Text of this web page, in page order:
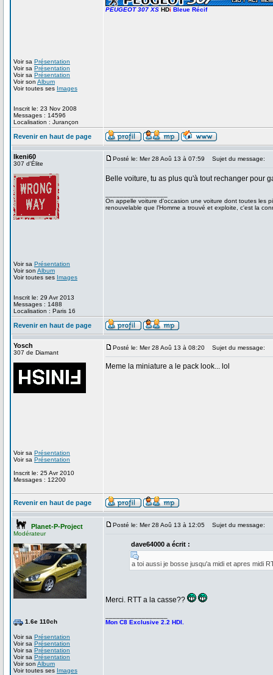
Voir sa Présentation
Voir sa Présentation
Voir sa Présentation
Voir son Album
Voir toutes ses Images
Inscrit le: 23 Nov 2008
Messages : 14596
Localisation : Jurançon
PEUGEOT 307 XS HDi Bleue Récif
Revenir en haut de page
Ikeni60
307 d'Élite
Voir sa Présentation
Voir son Album
Voir toutes ses Images
Inscrit le: 29 Avr 2013
Messages : 1488
Localisation : Paris 16
Posté le: Mer 28 Aoû 13 à 07:59 Sujet du message:
Belle voiture, tu as plus qu'à tout rechanger pour
On appelle voiture d'occasion une voiture dont toutes les
renouvelable que l'Homme a trouvé et exploite, c'est la
Revenir en haut de page
Yosch
307 de Diamant
Voir sa Présentation
Voir sa Présentation
Inscrit le: 25 Avr 2010
Messages : 12200
Posté le: Mer 28 Aoû 13 à 08:20 Sujet du message:
Meme la miniature a le pack look... lol
Revenir en haut de page
Planet-P-Project
Modérateur
1.6e 110ch
Voir sa Présentation
Voir sa Présentation
Voir sa Présentation
Voir sa Présentation
Voir son Album
Voir toutes ses Images
Posté le: Mer 28 Aoû 13 à 12:05 Sujet du message:
dave64000 a écrit :
a toi aussi je bosse jusqu'a midi et apres midi
Merci. RTT a la casse??
Mon C8 Exclusive 2.2 HDI.